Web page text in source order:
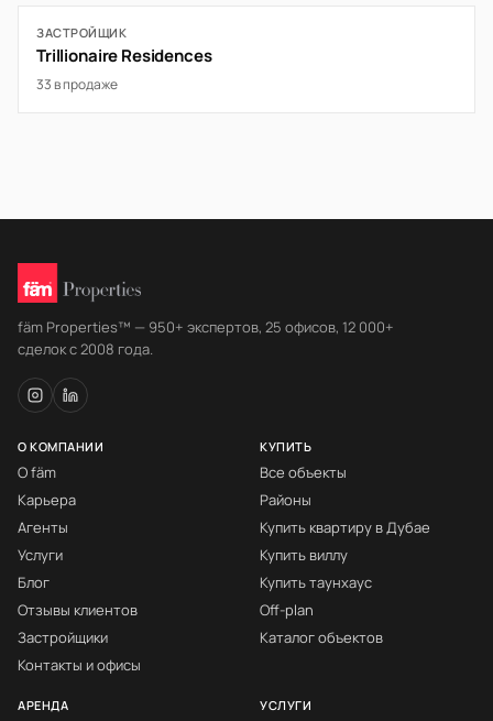
ЗАСТРОЙЩИК
Trillionaire Residences
33 в продаже
fäm Properties™ — 950+ экспертов, 25 офисов, 12 000+
сделок с 2008 года.
О КОМПАНИИ
О fäm
Карьера
Агенты
Услуги
Блог
Отзывы клиентов
Застройщики
Контакты и офисы
КУПИТЬ
Все объекты
Районы
Купить квартиру в Дубае
Купить виллу
Купить таунхаус
Off-plan
Каталог объектов
АРЕНДА УСЛУГИ